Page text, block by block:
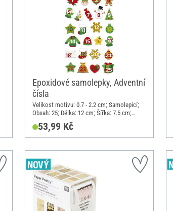
Epoxidové samolepky, Adventní
čísla
Velikost motivu: 0.7 - 2.2 cm; Samolepicí;
Obsah: 25; Délka: 12 cm; Šířka: 7.5 cm;
Materiál: Syntetická pryskyřice
53,99 Kč